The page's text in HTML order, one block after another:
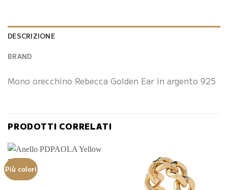
DESCRIZIONE
BRAND
Mono orecchino Rebecca Golden Ear in argento 925
PRODOTTI CORRELATI
Più colori